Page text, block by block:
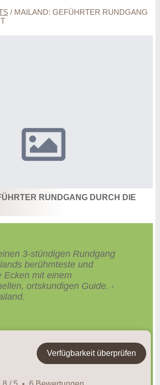
/ MAILAND: GEFÜHRTER RUNDGANG
RUNDGANG DURCH DIE
3-stündigen Rundgang
berühmteste und
Ecken mit einem
ortskundigen Guide. -
Verfügbarkeit überprüfen